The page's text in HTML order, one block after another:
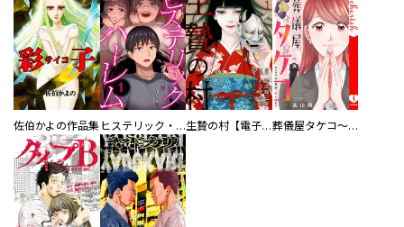
佐伯かよの作品集 ヒステリック・ハーレム～搾られる男と堕ちる女～【電子単行本版】 生贄の村【電子単行本版】 葬儀屋タケコ～あなたの最期、叶えます【電子単行本版】